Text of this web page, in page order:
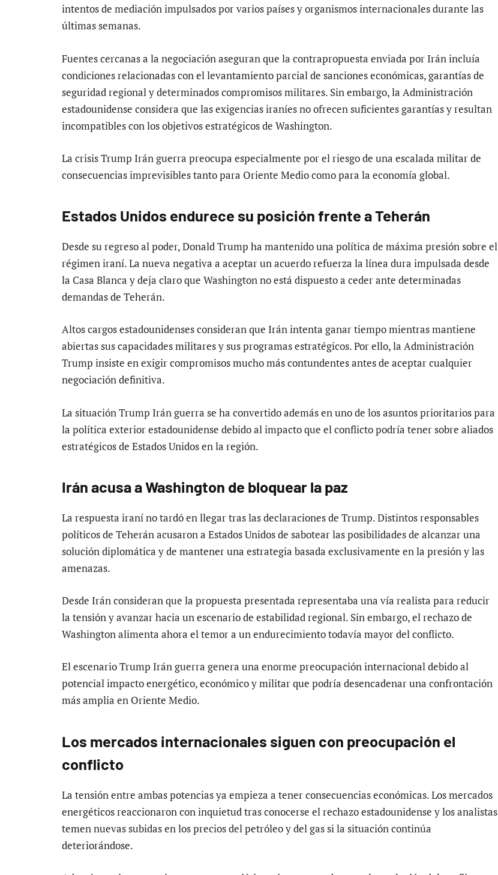
intentos de mediación impulsados por varios países y organismos internacionales durante las
últimas semanas.
Fuentes cercanas a la negociación aseguran que la contrapropuesta enviada por Irán incluía
condiciones relacionadas con el levantamiento parcial de sanciones económicas, garantías de
seguridad regional y determinados compromisos militares. Sin embargo, la Administración
estadounidense considera que las exigencias iraníes no ofrecen suficientes garantías y resultan
incompatibles con los objetivos estratégicos de Washington.
La crisis Trump Irán guerra preocupa especialmente por el riesgo de una escalada militar de
consecuencias imprevisibles tanto para Oriente Medio como para la economía global.
Estados Unidos endurece su posición frente a Teherán
Desde su regreso al poder, Donald Trump ha mantenido una política de máxima presión sobre el
régimen iraní. La nueva negativa a aceptar un acuerdo refuerza la línea dura impulsada desde
la Casa Blanca y deja claro que Washington no está dispuesto a ceder ante determinadas
demandas de Teherán.
Altos cargos estadounidenses consideran que Irán intenta ganar tiempo mientras mantiene
abiertas sus capacidades militares y sus programas estratégicos. Por ello, la Administración
Trump insiste en exigir compromisos mucho más contundentes antes de aceptar cualquier
negociación definitiva.
La situación Trump Irán guerra se ha convertido además en uno de los asuntos prioritarios para
la política exterior estadounidense debido al impacto que el conflicto podría tener sobre aliados
estratégicos de Estados Unidos en la región.
Irán acusa a Washington de bloquear la paz
La respuesta iraní no tardó en llegar tras las declaraciones de Trump. Distintos responsables
políticos de Teherán acusaron a Estados Unidos de sabotear las posibilidades de alcanzar una
solución diplomática y de mantener una estrategia basada exclusivamente en la presión y las
amenazas.
Desde Irán consideran que la propuesta presentada representaba una vía realista para reducir
la tensión y avanzar hacia un escenario de estabilidad regional. Sin embargo, el rechazo de
Washington alimenta ahora el temor a un endurecimiento todavía mayor del conflicto.
El escenario Trump Irán guerra genera una enorme preocupación internacional debido al
potencial impacto energético, económico y militar que podría desencadenar una confrontación
más amplia en Oriente Medio.
Los mercados internacionales siguen con preocupación el
conflicto
La tensión entre ambas potencias ya empieza a tener consecuencias económicas. Los mercados
energéticos reaccionaron con inquietud tras conocerse el rechazo estadounidense y los analistas
temen nuevas subidas en los precios del petróleo y del gas si la situación continúa
deteriorándose.